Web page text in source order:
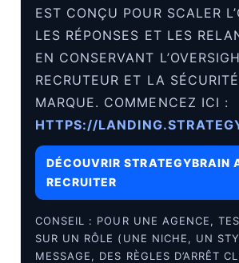
EST CONÇU POUR SCALER
LES RÉPONSES ET LES
EN CONSERVANT
RECRUTEUR ET LA
MARQUE. COMMENCEZ ICI :
HTTPS://
DÉCOUVRIR STRATEGYBRAIN
RECRUITER
CONSEIL : POUR UNE AGENCE,
SUR UN RÔLE (UNE NICHE, UN
MESSAGE, DES RÈGLES D’ARRÊT